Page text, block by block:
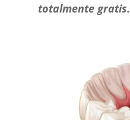
totalmente gratis.